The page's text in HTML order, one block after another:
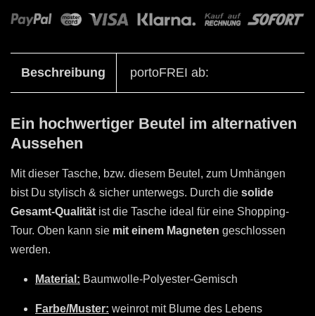
Beschreibung portoFREI ab:
Ein hochwertiger Beutel im alternativen
Aussehen
Mit dieser Tasche, bzw. diesem Beutel, zum Umhängen
bist Du stylisch & sicher unterwegs. Durch die solide
Gesamt-Qualität ist die Tasche ideal für eine Shopping-
Tour. Oben kann sie mit einem Magneten geschlossen
werden.
Material: Baumwolle-Polyester-Gemisch
Farbe/Muster: weinrot mit Blume des Lebens